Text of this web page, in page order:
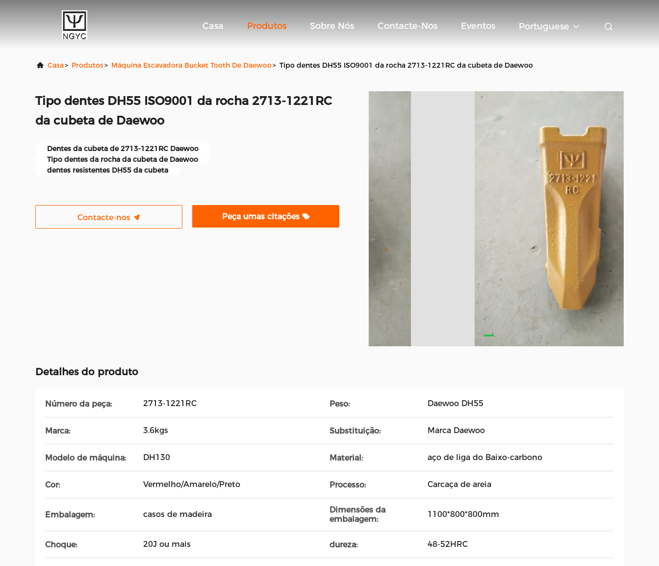
Casa Produtos Sobre Nós Contacte-Nos Eventos Portuguese
Casa> Produtos> Máquina Escavadora Bucket Tooth De Daewoo> Tipo dentes DH55 ISO9001 da rocha 2713-1221RC da cubeta de Daewoo
Tipo dentes DH55 ISO9001 da rocha 2713-1221RC
da cubeta de Daewoo
Dentes da cubeta de 2713-1221RC Daewoo
Tipo dentes da rocha da cubeta de Daewoo
dentes resistentes DH55 da cubeta
Contacte-nos Peça umas citações
Detalhes do produto
Número da peça: 2713-1221RC Peso: Daewoo DH55
Marca: 3.6kgs Substituição: Marca Daewoo
Modelo de máquina: DH130 Material: aço de liga do Baixo-carbono
Cor: Vermelho/Amarelo/Preto Processo: Carcaça de areia
Embalagem: casos de madeira
Dimensões da
embalagem:
1100*800*800mm
Choque: 20J ou mais dureza: 48-52HRC